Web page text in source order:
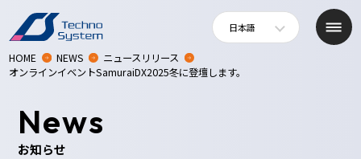
日本語
HOME NEWS
ニュースリリース
オンラインイベントSamuraiDX2025冬に登壇します。
News
お知らせ